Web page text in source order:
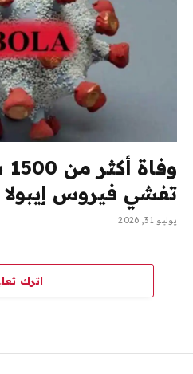
تفشي فيروس إيبولا
يوليو 31, 2026
اترك